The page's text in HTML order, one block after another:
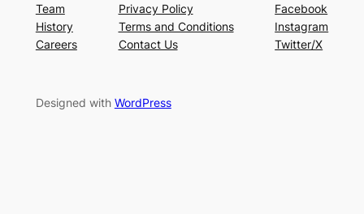
Team
History
Careers
Privacy Policy
Terms and Conditions
Contact Us
Facebook
Instagram
Twitter/X
Designed with WordPress